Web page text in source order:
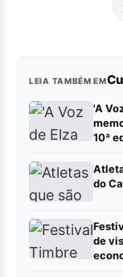
LEIA TAMBÉM EM
'A
10ª
do
de